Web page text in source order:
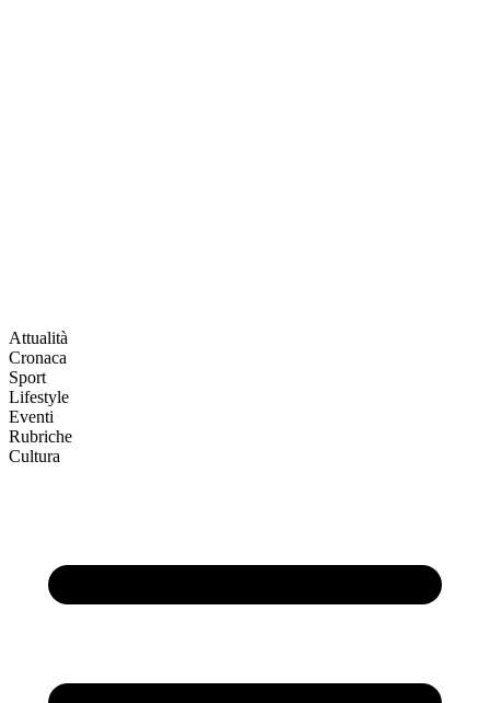
Attualità
Cronaca
Sport
Lifestyle
Eventi
Rubriche
Cultura